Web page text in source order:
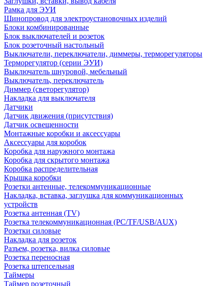
Рамка для ЭУИ
Шинопровод для электроустановочных изделий
Блоки комбинированные
Блок выключателей и розеток
Блок розеточный настольный
Выключатели, переключатели, диммеры, терморегуляторы
Терморегулятор (серии ЭУИ)
Выключатель шнуровой, мебельный
Выключатель, переключатель
Диммер (светорегулятор)
Накладка для выключателя
Датчики
Датчик движения (присутствия)
Датчик освещенности
Монтажные коробки и аксессуары
Аксессуары для коробок
Коробка для наружного монтажа
Коробка для скрытого монтажа
Коробка распределительная
Крышка коробки
Розетки антенные, телекоммуникационные
Накладка, вставка, заглушка для коммуникационных
устройств
Розетка антенная (TV)
Розетка телекоммуникационная (PC/TF/USB/AUX)
Розетки силовые
Накладка для розеток
Разъем, розетка, вилка силовые
Розетка переносная
Розетка штепсельная
Таймеры
Таймер розеточный